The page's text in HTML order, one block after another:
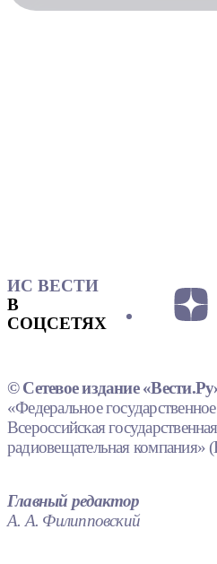
ИС ВЕСТИ
В
СОЦСЕТЯХ
© Сетевое издание
«Федеральное
Всероссийская
радиовещательная
Главный редактор
А. А. Филипповский